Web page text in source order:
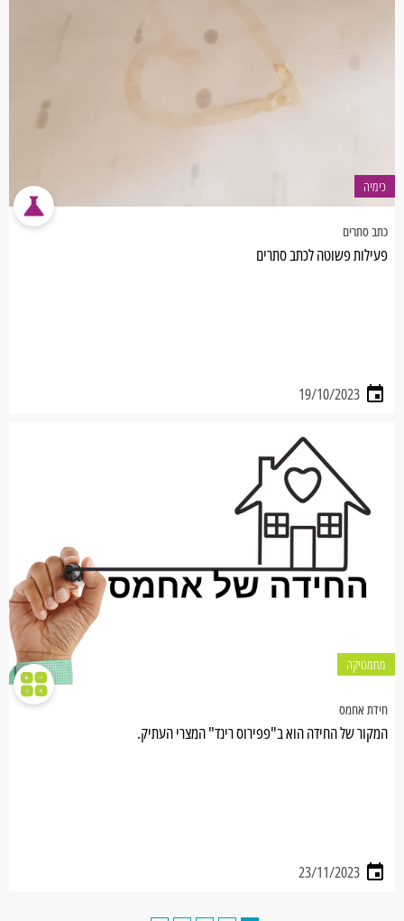
כימיה
כתב סתרים
פעילות פשוטה לכתב סתרים
19/10/2023
מתמטיקה
חידת אחמס
המקור של החידה הוא ב"פפירוס רינד" המצרי העתיק.
23/11/2023